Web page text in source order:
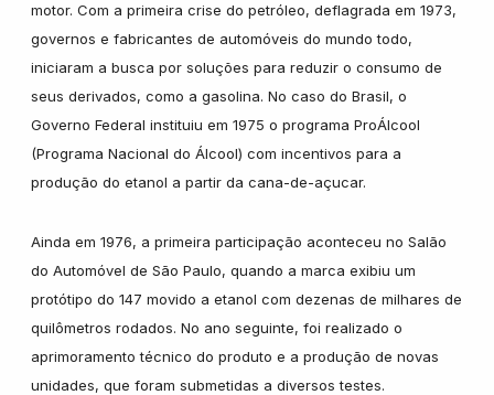
motor. Com a primeira crise do petróleo, deflagrada em 1973,
governos e fabricantes de automóveis do mundo todo,
iniciaram a busca por soluções para reduzir o consumo de
seus derivados, como a gasolina. No caso do Brasil, o
Governo Federal instituiu em 1975 o programa ProÁlcool
(Programa Nacional do Álcool) com incentivos para a
produção do etanol a partir da cana-de-açucar.
Ainda em 1976, a primeira participação aconteceu no Salão
do Automóvel de São Paulo, quando a marca exibiu um
protótipo do 147 movido a etanol com dezenas de milhares de
quilômetros rodados. No ano seguinte, foi realizado o
aprimoramento técnico do produto e a produção de novas
unidades, que foram submetidas a diversos testes.